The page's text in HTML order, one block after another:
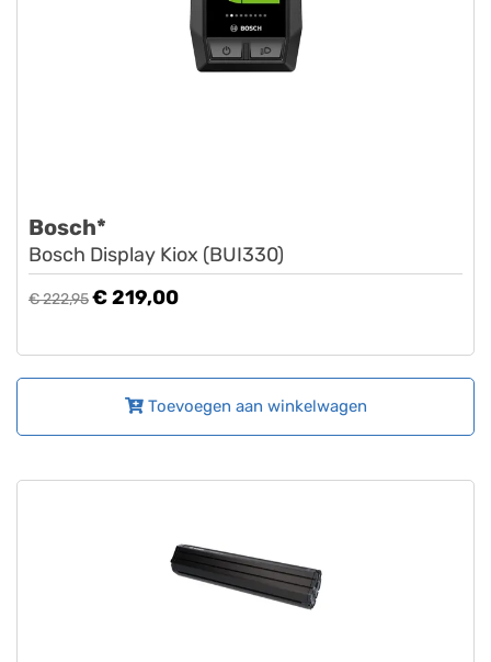
Bosch*
Bosch Display Kiox (BUI330)
€ 222,95€ 219,00
Toevoegen aan winkelwagen